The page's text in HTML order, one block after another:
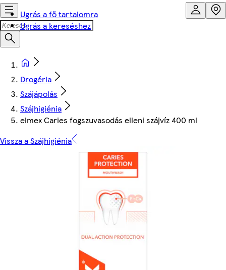
Ugrás a fő tartalomra
Ugrás a kereséshez
Drogéria
Szájápolás
Szájhigiénia
elmex Caries fogszuvasodás elleni szájvíz 400 ml
Vissza a Szájhigiénia